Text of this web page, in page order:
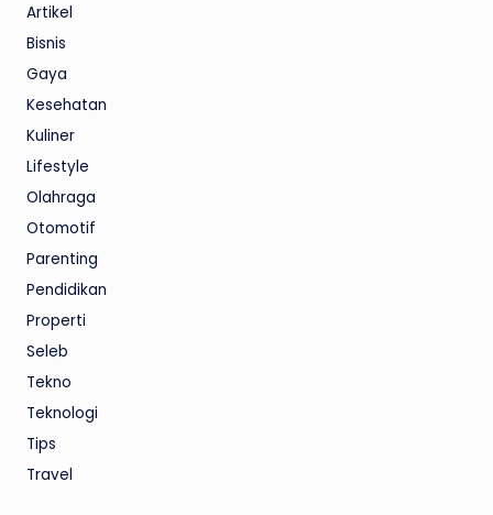
Artikel
Bisnis
Gaya
Kesehatan
Kuliner
Lifestyle
Olahraga
Otomotif
Parenting
Pendidikan
Properti
Seleb
Tekno
Teknologi
Tips
Travel